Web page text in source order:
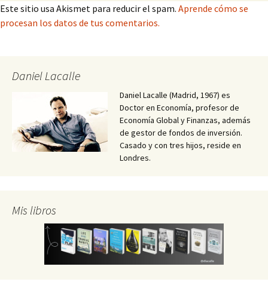
Este sitio usa Akismet para reducir el spam. Aprende cómo se
procesan los datos de tus comentarios.
Daniel Lacalle
Daniel Lacalle (Madrid, 1967) es
Doctor en Economía, profesor de
Economía Global y Finanzas, además
de gestor de fondos de inversión.
Casado y con tres hijos, reside en
Londres.
Mis libros